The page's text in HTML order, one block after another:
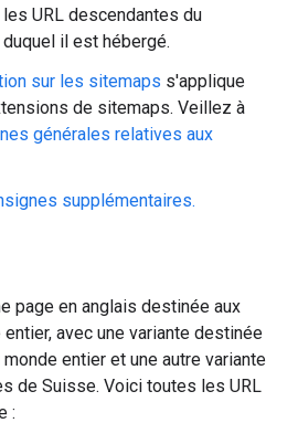
URL descendantes du
il est hébergé.
sur les sitemaps s'applique
de sitemaps. Veillez à
générales relatives aux
supplémentaires.
page en anglais destinée aux
avec une variante destinée
entier et une autre variante
de Suisse. Voici toutes les URL
: